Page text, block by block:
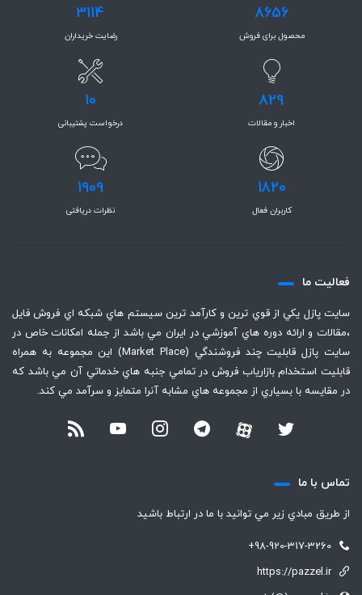
8656
محصول برای فروش
3114
رضایت خریداران
829
اخبار و مقالات
10
درخواست پشتیبانی
1820
کاربران فعال
1909
نظرات دریافتی
فعاليت ما
سايت پازل يكي از قوي ترين و كارآمد ترين سيستم هاي شبكه اي فروش فايل
،‌مقالات و ارائه دوره هاي آموزشي در ايران مي باشد از جمله امكانات خاص در
سايت پازل قابليت چند فروشندگي (Market Place) اين مجموعه به همراه
قابليت استخدام بازارياب فروش در تمامي جنبه هاي خدماتي آن مي باشد كه
در مقايسه با بسياري از مجموعه هاي مشابه آنرا متمايز و سرآمد مي كند.
تماس با ما
از طريق مبادي زير مي توانيد با ما در ارتباط باشيد
+98-920-317-3260
https://pazzel.ir